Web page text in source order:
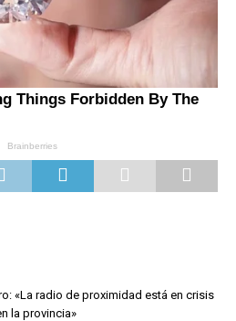
«La radio de proximidad está en crisis
la provincia»